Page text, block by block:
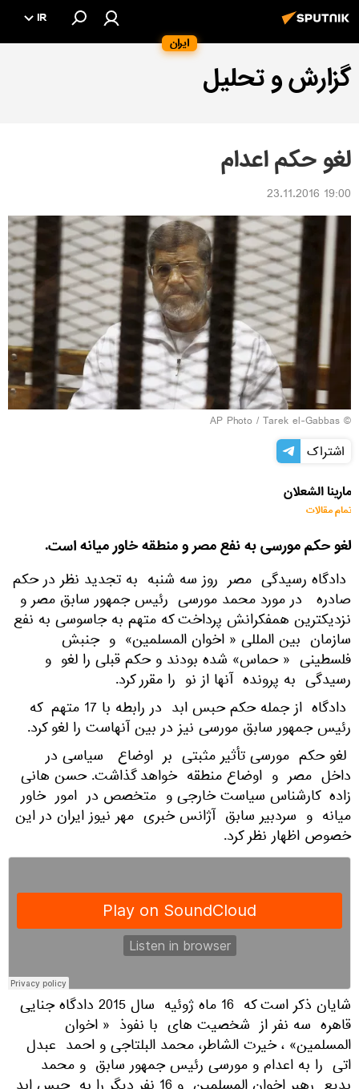
ایران
IR
گزارش و تحلیل
لغو حکم اعدام
19:00 23.11.2016
© AP Photo / Tarek el-Gabbas
اشتراک
مارینا الشعلان
تمام مقالات
لغو حکم مورسی به نفع مصر و منطقه خاور میانه است.
دادگاه رسیدگی مصر روز سه شنبه به تجدید نظر در حکم
صادره در مورد محمد مورسی رئیس جمهور سابق مصر و
نزدیکترین همفکرانش پرداخت که متهم به جاسوسی به نفع
سازمان بین المللی « اخوان المسلمین» و جنبش
فلسطینی « حماس» شده بودند و حکم قبلی را لغو و
رسیدگی به پرونده آنها از نو را مقرر کرد.
دادگاه از جمله حکم حبس ابد در رابطه با 17 متهم که
رئیس جمهور سابق مورسی نیز در بین آنهاست را لغو کرد.
لغو حکم مورسی تأثیر مثبتی بر اوضاع سیاسی در
داخل مصر و اوضاع منطقه خواهد گذاشت. حسن هانی
زاده کارشناس سیاست خارجی و متخصص در امور خاور
میانه و سردبیر سابق آژانس خبری مهر نیوز ایران در این
خصوص اظهار نظر کرد.
شایان ذکر است که 16 ماه ژوئیه سال 2015 دادگاه جنایی
قاهره سه نفر از شخصیت های با نفوذ « اخوان
المسلمین» ، خیرت الشاطر، محمد البلتاجی و احمد عبدل
اتی را به اعدام و مورسی رئیس جمهور سابق و محمد